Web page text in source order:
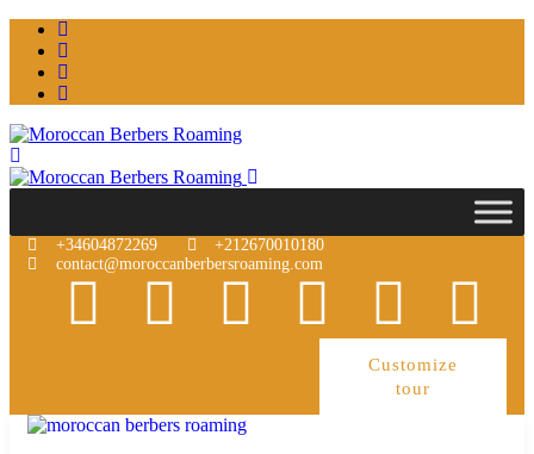
+34604872269
+212670010180
contact@moroccanberbersroaming.com
Customize
tour